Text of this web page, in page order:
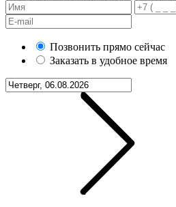
Позвонить прямо сейчас
Заказать в удобное время